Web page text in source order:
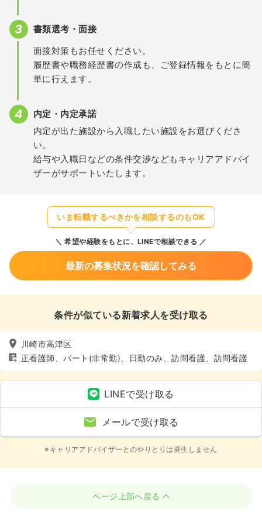
書類選考・面接
面接対策もお任せください。
履歴書や職務経歴書の作成も、ご登録情報をもとに簡
単に行えます。
内定・内定承諾
内定が出た施設から入職したい施設をお選びくださ
い。
給与や入職日などの条件交渉などもキャリアアドバイ
ザーがサポートいたします。
いま転職するべきかを相談するのもOK
希望や経験をもとに、LINEで相談できる
最新の募集状況を確認してみる
条件が似ている新着求人を受け取る
川崎市高津区
正看護師、パート(非常勤)、日勤のみ、訪問看護、訪問看護
LINEで受け取る
メールで受け取る
※キャリアアドバイザーとのやりとりは発生しません
ページ上部へ戻る